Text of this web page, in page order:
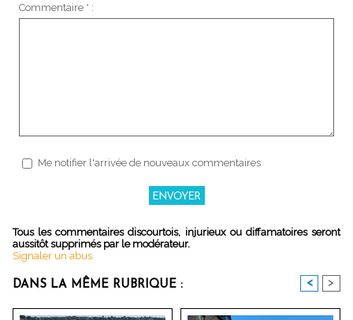
Commentaire * :
Me notifier l'arrivée de nouveaux commentaires
Tous les commentaires discourtois, injurieux ou diffamatoires seront
aussitôt supprimés par le modérateur.
Signaler un abus
DANS LA MÊME RUBRIQUE : < >